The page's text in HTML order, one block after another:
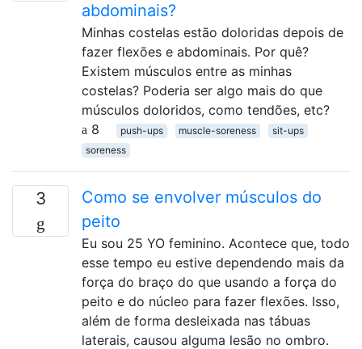
abdominais?
Minhas costelas estão doloridas depois de
fazer flexões e abdominais. Por quê?
Existem músculos entre as minhas
costelas? Poderia ser algo mais do que
músculos doloridos, como tendões, etc?
8
push-ups muscle-soreness
sit-ups
soreness
3
Como se envolver músculos do
peito
Eu sou 25 YO feminino. Acontece que, todo
esse tempo eu estive dependendo mais da
força do braço do que usando a força do
peito e do núcleo para fazer flexões. Isso,
além de forma desleixada nas tábuas
laterais, causou alguma lesão no ombro.